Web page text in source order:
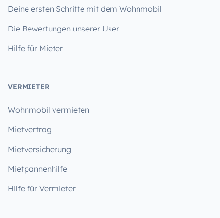
Deine ersten Schritte mit dem Wohnmobil
Die Bewertungen unserer User
Hilfe für Mieter
VERMIETER
Wohnmobil vermieten
Mietvertrag
Mietversicherung
Mietpannenhilfe
Hilfe für Vermieter